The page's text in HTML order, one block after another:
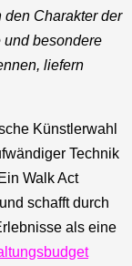
Charakter der
und besondere
liefern
Künstlerwahl
Technik
Walk Act
schafft durch
als eine